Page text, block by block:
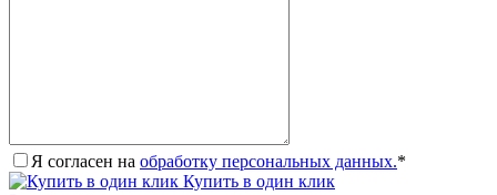
Я согласен на обработку персональных данных.*
Купить в один клик